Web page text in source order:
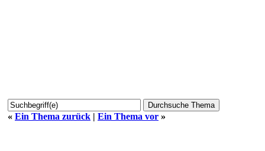
« Ein Thema zurück | Ein Thema vor »